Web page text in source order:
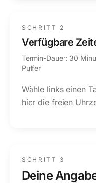
SCHRITT 2
Verfügbare
Termin-Dauer: 30
Puffer
Wähle links einen
hier die freien
SCHRITT 3
Deine